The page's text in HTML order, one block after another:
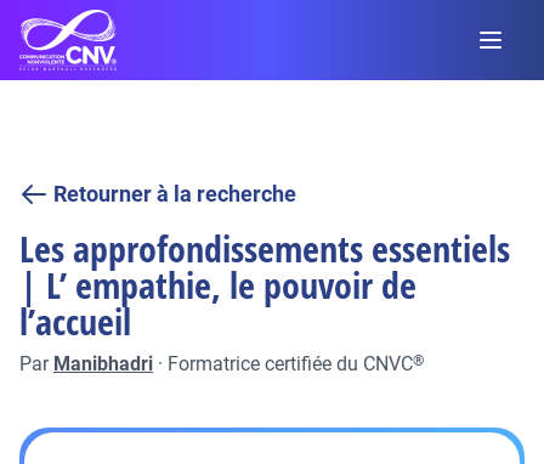
Retourner à la recherche
Les approfondissements essentiels
| L’ empathie, le pouvoir de
l’accueil
Par Manibhadri · Formatrice certifiée du CNVC®